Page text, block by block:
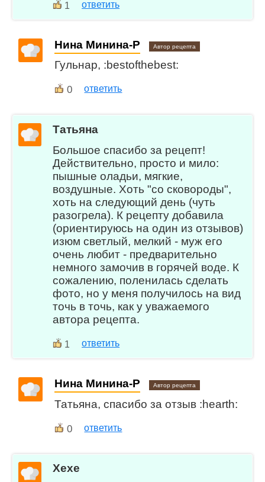
1 ответить
Нина Минина-Р Автор рецепта
Гульнар, :bestofthebest:
0 ответить
Татьяна
Большое спасибо за рецепт!
Действительно, просто и мило:
пышные оладьи, мягкие,
воздушные. Хоть "со сковороды",
хоть на следующий день (чуть
разогрела). К рецепту добавила
(ориентируюсь на один из отзывов)
изюм светлый, мелкий - муж его
очень любит - предварительно
немного замочив в горячей воде. К
сожалению, поленилась сделать
фото, но у меня получилось на вид
точь в точь, как у уважаемого
автора рецепта.
1 ответить
Нина Минина-Р Автор рецепта
Татьяна, спасибо за отзыв :hearth:
0 ответить
Хехе